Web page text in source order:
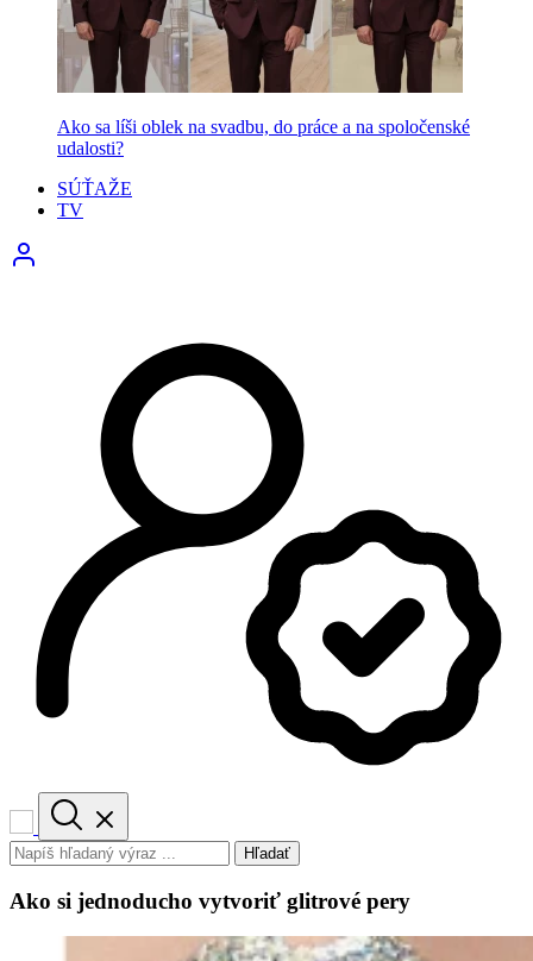
Ako sa líši oblek na svadbu, do práce a na spoločenské
udalosti?
SÚŤAŽE
TV
Hľadať
Ako si jednoducho vytvoriť glitrové pery